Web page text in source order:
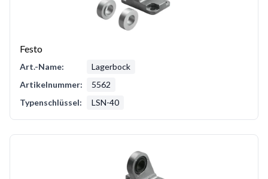
Festo
Art.-Name:
Lagerbock
Artikelnummer:
5562
Typenschlüssel:
LSN-40